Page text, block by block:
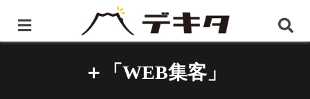
NO WEB , NO LIFE「WEB制作」
＋「WEB集客」